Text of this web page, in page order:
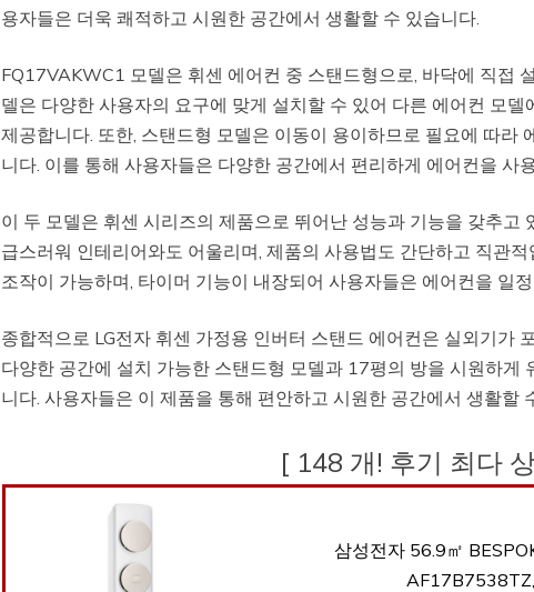
용자들은 더욱 쾌적하고 시원한 공간에서 생활할 수 있습니다.
FQ17VAKWC1 모델은 휘센 에어컨 중 스탠드형으로, 바닥에 직접
델은 다양한 사용자의 요구에 맞게 설치할 수 있어 다른 에어컨 모
제공합니다. 또한, 스탠드형 모델은 이동이 용이하므로 필요에 따라
니다. 이를 통해 사용자들은 다양한 공간에서 편리하게 에어컨을 사
이 두 모델은 휘센 시리즈의 제품으로 뛰어난 성능과 기능을 갖추고
급스러워 인테리어와도 어울리며, 제품의 사용법도 간단하고 직관
조작이 가능하며, 타이머 기능이 내장되어 사용자들은 에어컨을 일
종합적으로 LG전자 휘센 가정용 인버터 스탠드 에어컨은 실외기가
다양한 공간에 설치 가능한 스탠드형 모델과 17평의 방을 시원하게
니다. 사용자들은 이 제품을 통해 편안하고 시원한 공간에서 생활할
[ 148 개! 후기 최다
삼성전자 56.9㎡